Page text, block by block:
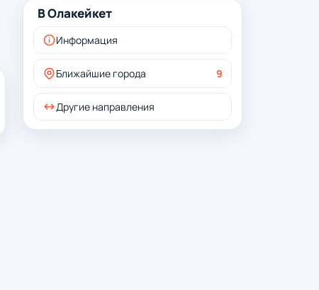
В Олакейкет
Информация
Ближайшие города 9
Другие направления